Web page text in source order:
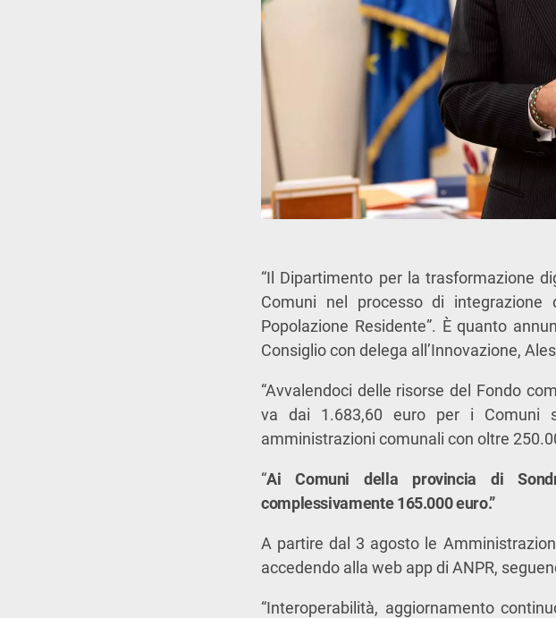
“Il Dipartimento per la trasformazione
Comuni nel processo di integrazione
Popolazione Residente”. È quanto
Consiglio con delega all’Innovazione,
“Avvalendoci delle risorse del Fondo
va dai 1.683,60 euro per i Comuni
amministrazioni comunali con oltre
“Ai Comuni della provincia di
complessivamente 165.000 euro.”
A partire dal 3 agosto le
accedendo alla web app di ANPR,
“Interoperabilità, aggiornamento